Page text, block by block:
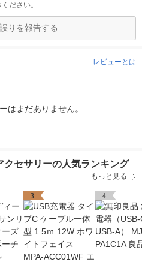
ださい。
りを報告する
レビューとは
はまだありません。
クセサリーの人気ランキング
もっと見る
3 4